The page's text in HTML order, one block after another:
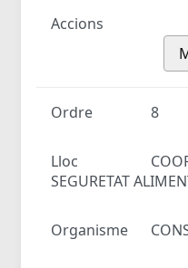
Accions
Ordre 8
Lloc
SEGURETAT
Organisme